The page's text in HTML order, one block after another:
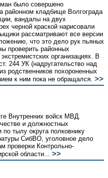
было совершено
районном кладбище Волгограда
вандалы на двух
черной краской нарисовали
рассматривают все версии
что это дело рук пьяных
проверить районных
организациях. В
244 УК (надругательство над
родственников похороненных
к ним пока не обращался. >>
Внутренних войск МВД.
и должностных
тылу округа полковнику
СибВО, уголовное дело
проверки Контрольно-
области... >>